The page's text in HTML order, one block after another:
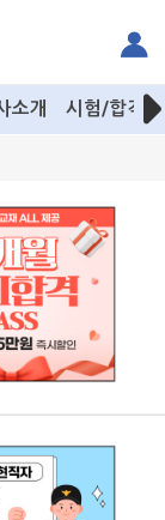
소개 시험/합격